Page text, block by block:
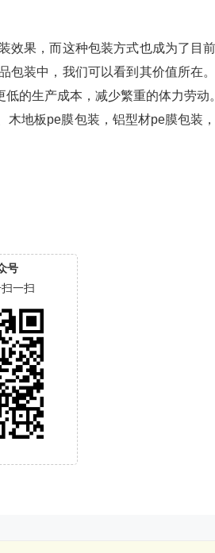
效果，而这种包装方式也成为了目
包装中，我们可以看到其价值所在
的生产成本，减少繁重的体力劳动。
木地板pe膜包装，铝型材pe膜包装
号
一扫